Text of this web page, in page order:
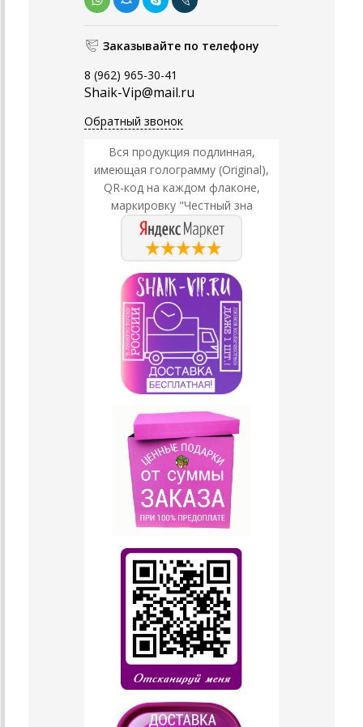
Заказывайте по телефону
8 (962) 965-30-41
Shaik-Vip@mail.ru
Обратный звонок
Вся продукция подлинная,
имеющая голограмму (Original),
QR-код на каждом флаконе,
маркировку "Честный зна